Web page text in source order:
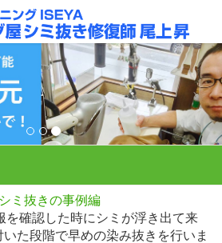
シミ抜きの事例編
を確認した時にシミが浮き出て来
た段階で早めの染み抜きを行いま